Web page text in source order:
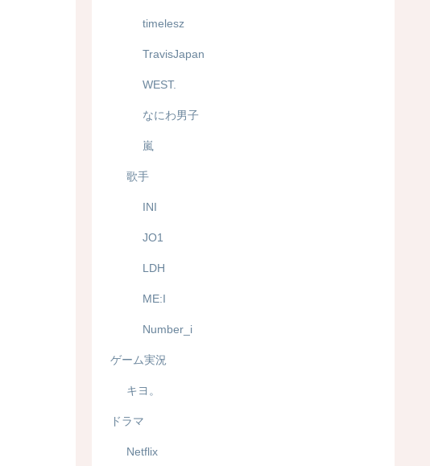
timelesz
TravisJapan
WEST.
なにわ男子
嵐
歌手
INI
JO1
LDH
ME:I
Number_i
ゲーム実況
キヨ。
ドラマ
Netflix